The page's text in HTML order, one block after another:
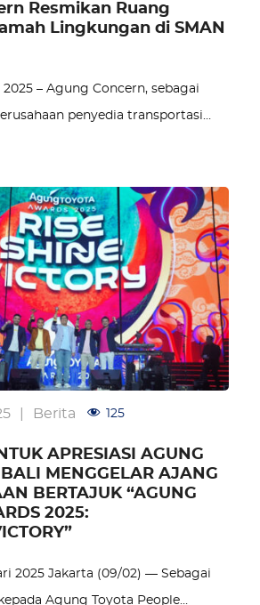
Resmikan Ruang
Lingkungan di SMAN
2025 – Agung Concern, sebagai
penyedia transportasi…
Berita 125
APRESIASI AGUNG
MENGGELAR AJANG
BERTAJUK “AGUNG
2025:
2025 Jakarta (09/02) — Sebagai
Agung Toyota People…